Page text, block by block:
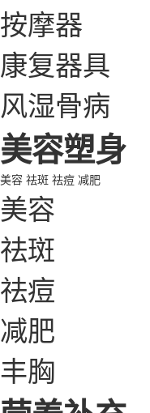
按摩器
康复器具
风湿骨病
美容塑身
美容 祛斑 祛痘 减肥
美容
祛斑
祛痘
减肥
丰胸